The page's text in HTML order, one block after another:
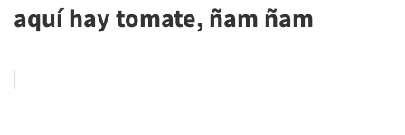
aquí hay tomate, ñam ñam